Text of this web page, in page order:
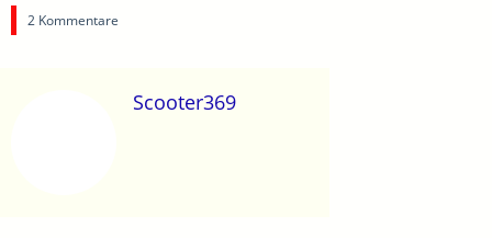
2 Kommentare
Scooter369